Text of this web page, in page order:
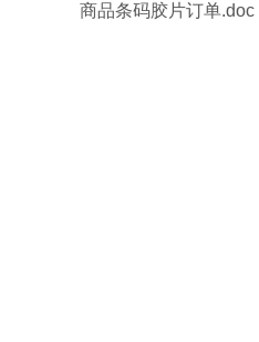
商品条码胶片订单